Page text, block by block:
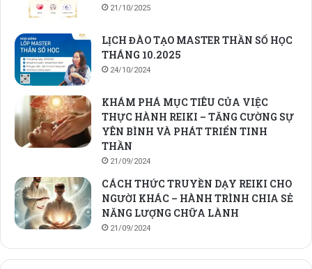
21/10/2025
LỊCH ĐÀO TẠO MASTER THẦN SỐ HỌC
THÁNG 10.2025
24/10/2024
KHÁM PHÁ MỤC TIÊU CỦA VIỆC
THỰC HÀNH REIKI – TĂNG CƯỜNG SỰ
YÊN BÌNH VÀ PHÁT TRIỂN TINH
THẦN
21/09/2024
CÁCH THỨC TRUYỀN DẠY REIKI CHO
NGƯỜI KHÁC – HÀNH TRÌNH CHIA SẺ
NĂNG LƯỢNG CHỮA LÀNH
21/09/2024